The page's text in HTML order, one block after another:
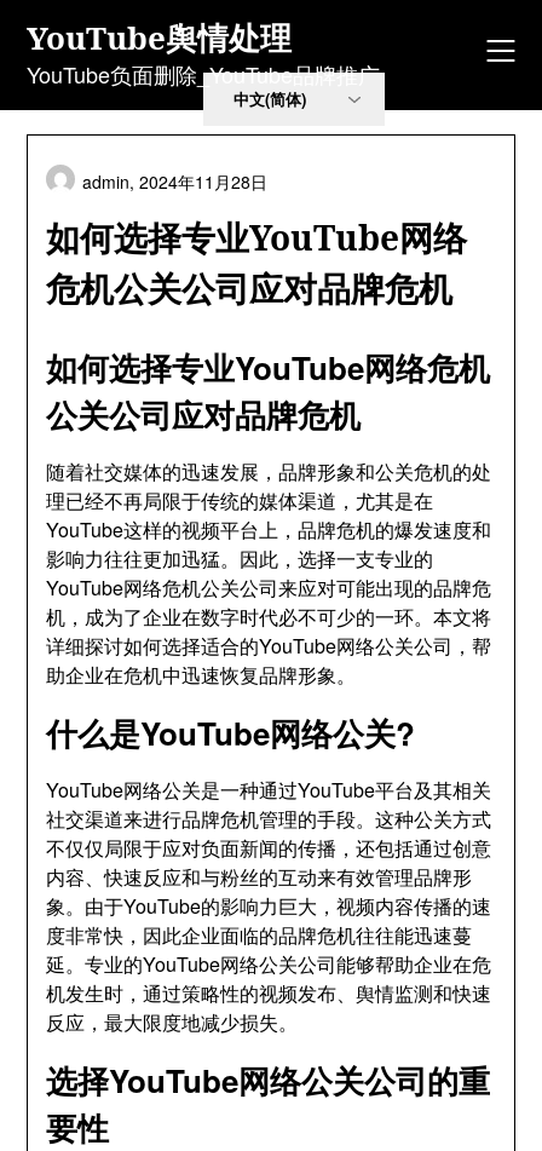
content
YouTube舆情处理
YouTube负面删除_YouTube品牌推广
如何选择专业YouTube网络
危机公关公司应对品牌危机
admin,2024年11月28日
如何选择专业YouTube网络危机
公关公司应对品牌危机
随着社交媒体的迅速发展，品牌形象和公关危机的处
理已经不再局限于传统的媒体渠道，尤其是在
YouTube这样的视频平台上，品牌危机的爆发速度和
影响力往往更加迅猛。因此，选择一支专业的
YouTube网络危机公关公司来应对可能出现的品牌危
机，成为了企业在数字时代必不可少的一环。本文将
详细探讨如何选择适合的YouTube网络公关公司，帮
助企业在危机中迅速恢复品牌形象。
什么是YouTube网络公关?
YouTube网络公关是一种通过YouTube平台及其相关
社交渠道来进行品牌危机管理的手段。这种公关方式
不仅仅局限于应对负面新闻的传播，还包括通过创意
内容、快速反应和与粉丝的互动来有效管理品牌形
象。由于YouTube的影响力巨大，视频内容传播的速
度非常快，因此企业面临的品牌危机往往能迅速蔓
延。专业的YouTube网络公关公司能够帮助企业在危
机发生时，通过策略性的视频发布、舆情监测和快速
反应，最大限度地减少损失。
选择YouTube网络公关公司的重
要性